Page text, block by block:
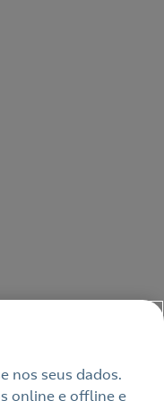
nos seus dados.
online e offline e